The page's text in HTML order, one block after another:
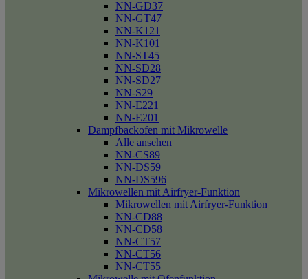
NN-GD37
NN-GT47
NN-K121
NN-K101
NN-ST45
NN-SD28
NN-SD27
NN-S29
NN-E221
NN-E201
Dampfbackofen mit Mikrowelle
Alle ansehen
NN-CS89
NN-DS59
NN-DS596
Mikrowellen mit Airfryer-Funktion
Mikrowellen mit Airfryer-Funktion
NN-CD88
NN-CD58
NN-CT57
NN-CT56
NN-CT55